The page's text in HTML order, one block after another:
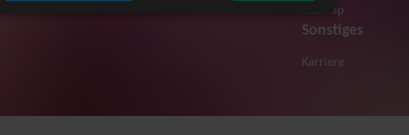
Sitemap
Sonstiges
Karriere